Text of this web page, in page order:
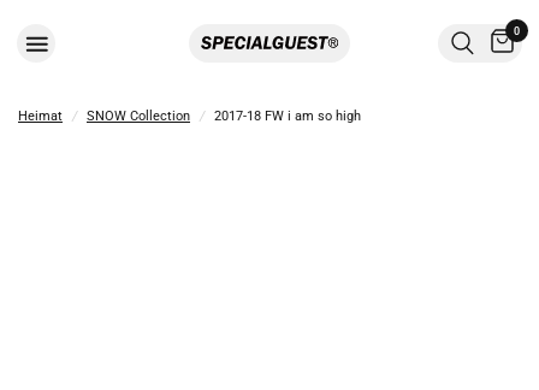
0
Heimat / SNOW Collection / 2017-18 FW i am so high